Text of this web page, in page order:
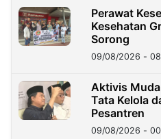
Perawat
Kesehatan
Sorong
09/08/2026 -
Aktivis
Tata Kelola
Pesantren
09/08/2026 -